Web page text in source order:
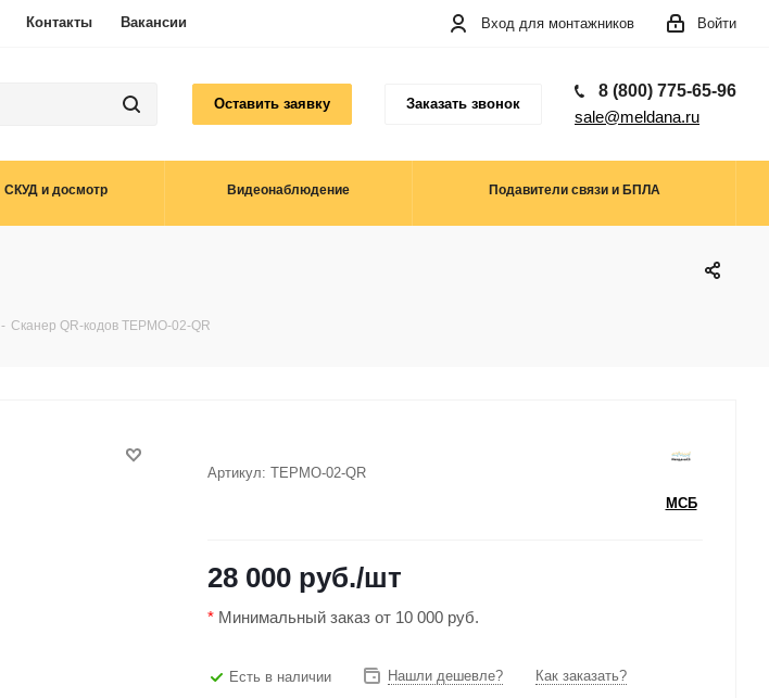
Контакты Вакансии Войти
Вход для монтажников
Оставить заявку Заказать звонок
8 (800) 775-65-96
sale@meldana.ru
СКУД и досмотр Видеонаблюдение Подавители связи и БПЛА
- Сканер QR-кодов ТЕРМО-02-QR
Артикул: ТЕРМО-02-QR
МСБ
28 000 руб./шт
* Минимальный заказ от 10 000 руб.
Есть в наличии Нашли дешевле? Как заказать?